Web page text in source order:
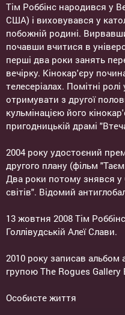
Тім Роббінс народився у
США) і виховувався у
побожній родині.
почавши вчитися в
перші два роки занять
вечірку. Кінокар'єру
телесеріалах. Помітні
отримувати з другої
кульмінацією його
пригодницькій драмі
2004 року удостоєний
другого плану (фільм
Два роки потому знявся у
світів". Відомий
13 жовтня 2008 Тім
Голлівудській Алеї Слави.
2010 року записав альбом
групою The Rogues Gallery
Особисте життя